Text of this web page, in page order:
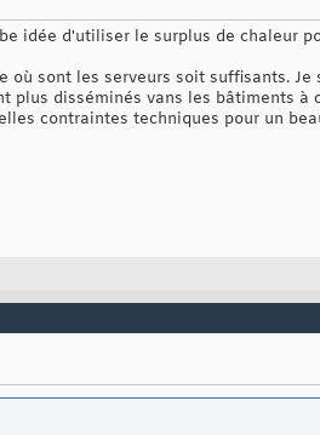
idée d'utiliser le surplus de chaleur
où sont les serveurs soit suffisants.
plus disséminés vans les bâtiments
contraintes techniques pour un